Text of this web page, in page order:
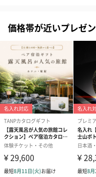
プリザーブドフラワー
（2,580円）
ぬいぐるみ
愛らしいぬいぐるみを同梱
誕生日・記念日・出産祝い
価格帯が近いプレゼ